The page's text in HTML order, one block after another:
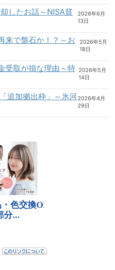
したお話～NISA貧
2026年6月
13日
来で盤石か！？～お
2026年5月
18日
受取が損な理由～特 2026年5月
14日
追加拠出枠」～氷河2026年4月
29日